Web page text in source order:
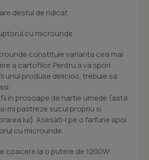
destul de ridicat
cu microunde
constituie varianta cea mai
a cartofilor. Pentru a va spori
unui produse delicios, trebuie sa
in prosoape de hartie umede (asta
mi pastreze sucul propriu si
lui). Asesati-l pe o farfurie apoi
cu microunde.
coacere la o putere de 1200W: